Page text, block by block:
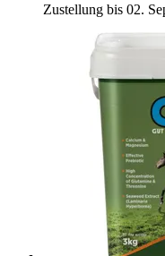
Zustellung bis 02.